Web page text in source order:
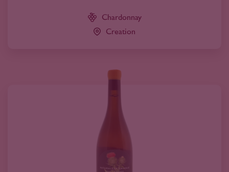
Chardonnay
Creation